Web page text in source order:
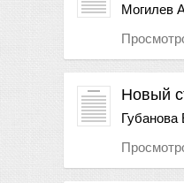
Могилев
Новый
Губанова